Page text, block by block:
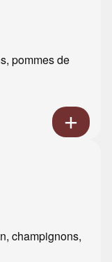
pommes de
champignons,